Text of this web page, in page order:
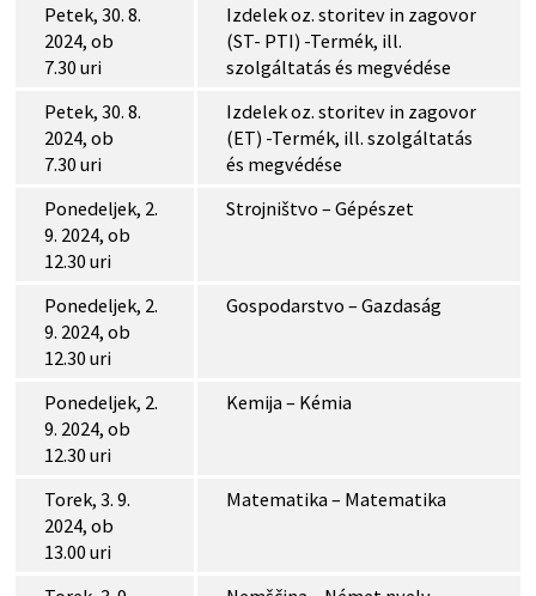
Petek, 30. 8.
2024, ob
7.30 uri
Izdelek oz. storitev in zagovor
(ST- PTI) -Termék, ill.
szolgáltatás és megvédése
Petek, 30. 8.
2024, ob
7.30 uri
Izdelek oz. storitev in zagovor
(ET) -Termék, ill. szolgáltatás
és megvédése
Ponedeljek, 2.
9. 2024, ob
12.30 uri
Strojništvo – Gépészet
Ponedeljek, 2.
9. 2024, ob
12.30 uri
Gospodarstvo – Gazdaság
Ponedeljek, 2.
9. 2024, ob
12.30 uri
Kemija – Kémia
Torek, 3. 9.
2024, ob
13.00 uri
Matematika – Matematika